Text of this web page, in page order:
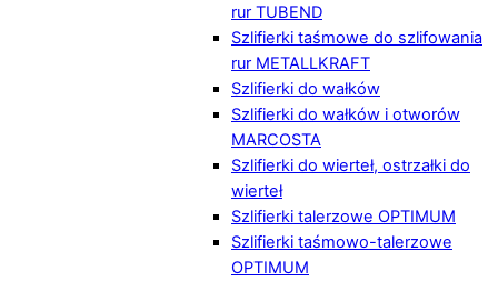
rur TUBEND
Szlifierki taśmowe do szlifowania
rur METALLKRAFT
Szlifierki do wałków
Szlifierki do wałków i otworów
MARCOSTA
Szlifierki do wierteł, ostrzałki do
wierteł
Szlifierki talerzowe OPTIMUM
Szlifierki taśmowo-talerzowe
OPTIMUM